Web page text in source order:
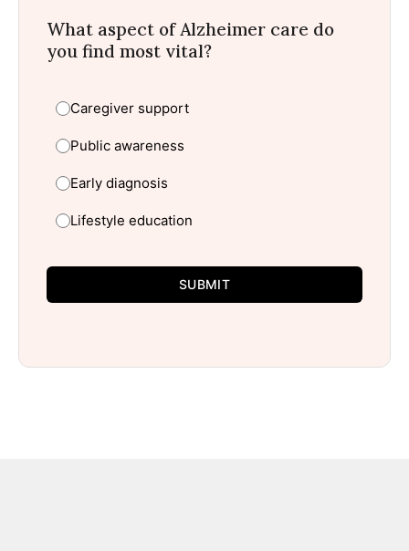
What aspect of Alzheimer care do
you find most vital?
Caregiver support
Public awareness
Early diagnosis
Lifestyle education
SUBMIT